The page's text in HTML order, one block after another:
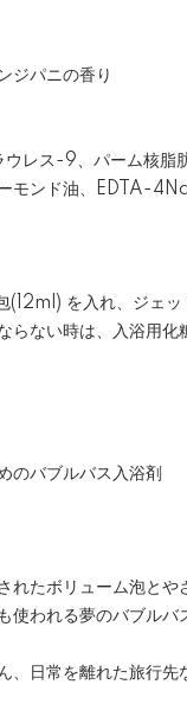
ジパニの香り
レス-9、パーム核脂
モンド油、EDTA-
を入れ、ジェッ
らない時は、入浴用化
のバブルバス入浴剤
れたボリューム泡とや
使われる夢のバブルバ
、日常を離れた旅行先